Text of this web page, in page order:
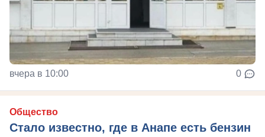
вчера в 10:00 0
Общество
Стало известно, где в Анапе есть бензин